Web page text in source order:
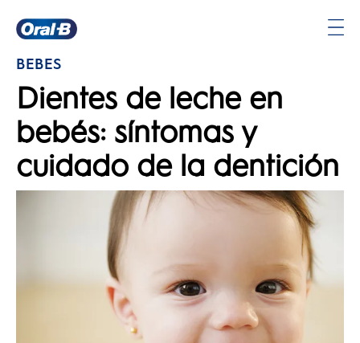
principal
BEBÉS
Dientes de leche en
bebés: síntomas y
cuidado de la dentición